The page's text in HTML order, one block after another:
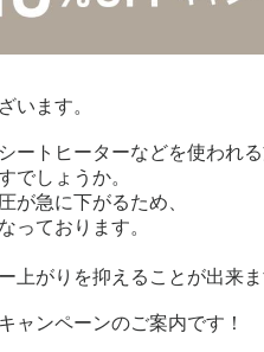
います。
ートヒーターなどを使われる
でしょうか。
が急に下がるため、
っております。
上がりを抑えることが出来ま
ャンペーンのご案内です！